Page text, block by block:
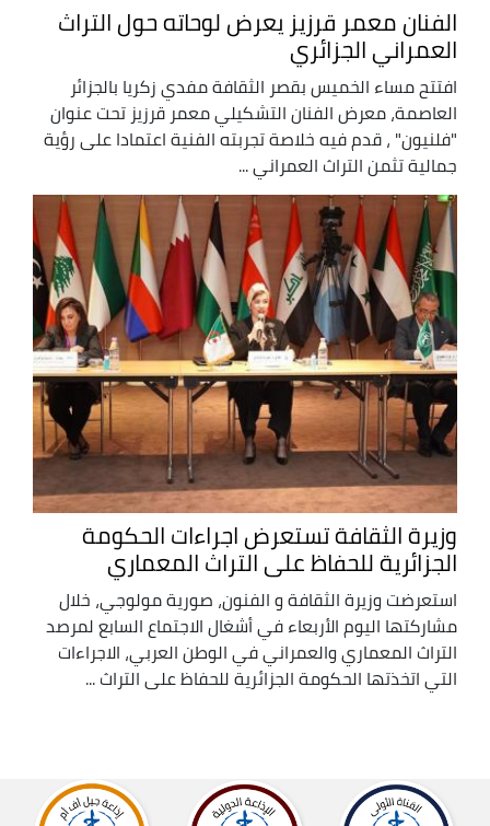
الفنان معمر قرزيز يعرض لوحاته حول التراث
العمراني الجزائري
افتتح مساء الخميس بقصر الثقافة مفدي زكريا بالجزائر
العاصمة، معرض الفنان التشكيلي معمر قرزيز تحت عنوان
"فلنيون" ، قدم فيه خلاصة تجربته الفنية اعتمادا على رؤية
جمالية تثمن التراث العمراني ...
وزيرة الثقافة تستعرض اجراءات الحكومة
الجزائرية للحفاظ على التراث المعماري
استعرضت وزيرة الثقافة و الفنون، صورية مولوجي، خلال
مشاركتها اليوم الأربعاء في أشغال الاجتماع السابع لمرصد
التراث المعماري والعمراني في الوطن العربي، الاجراءات
التي اتخذتها الحكومة الجزائرية للحفاظ على التراث ...